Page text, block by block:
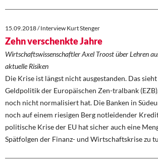
15.09.2018 / Interview Kurt Stenger
Zehn verschenkte Jahre
Wirtschaftswissenschaftler Axel Troost über Lehren
aktuelle Risiken
Die Krise ist längst nicht ausgestanden. Das
Geldpolitik der Europäischen Zen-tralbank
noch nicht normalisiert hat. Die Banken in
noch auf einem riesigen Berg notleidender
politische Krise der EU hat sicher auch eine
Spätfolgen der Finanz- und Wirtschaftskrise zu